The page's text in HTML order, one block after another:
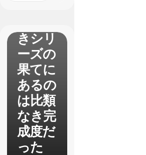
きシリ
ーズの
果てに
あるの
は比類
なき完
成度だ
った